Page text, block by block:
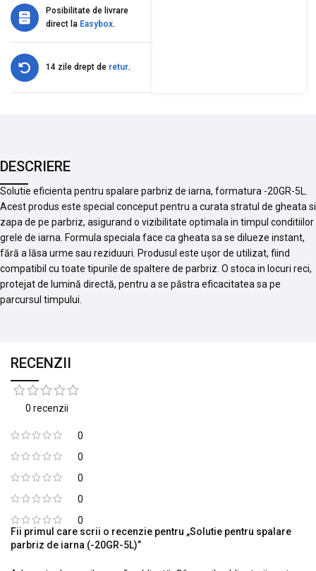
Posibilitate de livrare
direct la Easybox.
14 zile drept de retur.
DESCRIERE
Solutie eficienta pentru spalare parbriz de iarna, formatura -20GR-5L.
Acest produs este special conceput pentru a curata stratul de gheata si
zapa de pe parbriz, asigurand o vizibilitate optimala in timpul conditiilor
grele de iarna. Formula speciala face ca gheata sa se dilueze instant,
fără a lăsa urme sau reziduuri. Produsul este ușor de utilizat, fiind
compatibil cu toate tipurile de spaltere de parbriz. O stoca in locuri reci,
protejat de lumină directă, pentru a se păstra eficacitatea sa pe
parcursul timpului.
RECENZII
0 recenzii
0
0
0
0
0
Fii primul care scrii o recenzie pentru „Solutie pentru spalare
parbriz de iarna (-20GR-5L)”